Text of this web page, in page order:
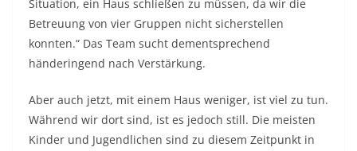
Situation, ein Haus schließen zu müssen, da wir die
Betreuung von vier Gruppen nicht sicherstellen
konnten.“ Das Team sucht dementsprechend
händeringend nach Verstärkung.
Aber auch jetzt, mit einem Haus weniger, ist viel zu tun.
Während wir dort sind, ist es jedoch still. Die meisten
Kinder und Jugendlichen sind zu diesem Zeitpunkt in